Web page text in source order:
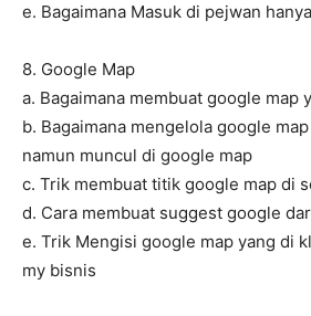
e. Bagaimana Masuk di pejwan
8. Google Map
a. Bagaimana membuat google map
b. Bagaimana mengelola google
namun muncul di google map
c. Trik membuat titik google map di
d. Cara membuat suggest google
e. Trik Mengisi google map yang di
my bisnis